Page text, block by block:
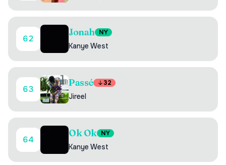
62
Jonah NY
Kanye West
63
Passé 32
Jireel
64
Ok Ok NY
Kanye West